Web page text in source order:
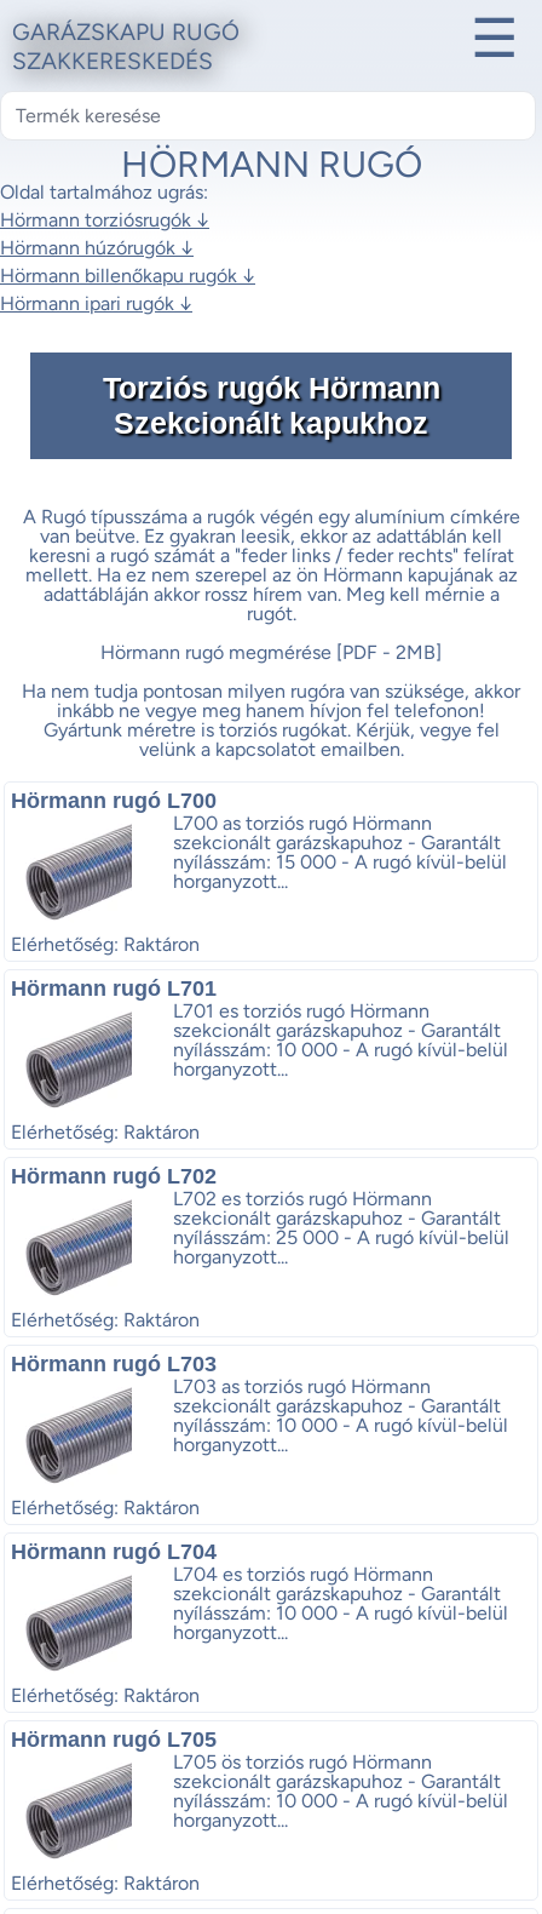
GARÁZSKAPU RUGÓ
SZAKKERESKEDÉS
☰
HÖRMANN RUGÓ
Oldal tartalmához ugrás:
Hörmann torziósrugók ↓
Hörmann húzórugók ↓
Hörmann billenőkapu rugók ↓
Hörmann ipari rugók ↓
Torziós rugók Hörmann
Szekcionált kapukhoz
A Rugó típusszáma a rugók végén egy alumínium címkére
van beütve. Ez gyakran leesik, ekkor az adattáblán kell
keresni a rugó számát a "feder links / feder rechts" felírat
mellett. Ha ez nem szerepel az ön Hörmann kapujának az
adattábláján akkor rossz hírem van. Meg kell mérnie a
rugót.
Hörmann rugó megmérése [PDF - 2MB]
Ha nem tudja pontosan milyen rugóra van szüksége, akkor
inkább ne vegye meg hanem hívjon fel telefonon!
Gyártunk méretre is torziós rugókat. Kérjük, vegye fel
velünk a kapcsolatot emailben.
Hörmann rugó L700
L700 as torziós rugó Hörmann
szekcionált garázskapuhoz - Garantált
nyílásszám: 15 000 - A rugó kívül-belül
horganyzott...
Elérhetőség: Raktáron
Hörmann rugó L701
L701 es torziós rugó Hörmann
szekcionált garázskapuhoz - Garantált
nyílásszám: 10 000 - A rugó kívül-belül
horganyzott...
Elérhetőség: Raktáron
Hörmann rugó L702
L702 es torziós rugó Hörmann
szekcionált garázskapuhoz - Garantált
nyílásszám: 25 000 - A rugó kívül-belül
horganyzott...
Elérhetőség: Raktáron
Hörmann rugó L703
L703 as torziós rugó Hörmann
szekcionált garázskapuhoz - Garantált
nyílásszám: 10 000 - A rugó kívül-belül
horganyzott...
Elérhetőség: Raktáron
Hörmann rugó L704
L704 es torziós rugó Hörmann
szekcionált garázskapuhoz - Garantált
nyílásszám: 10 000 - A rugó kívül-belül
horganyzott...
Elérhetőség: Raktáron
Hörmann rugó L705
L705 ös torziós rugó Hörmann
szekcionált garázskapuhoz - Garantált
nyílásszám: 10 000 - A rugó kívül-belül
horganyzott...
Elérhetőség: Raktáron